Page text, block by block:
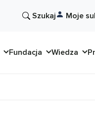
Szukaj Moje
Fundacja Wiedza